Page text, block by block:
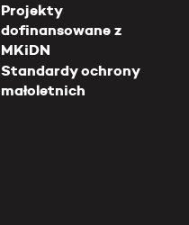
Projekty
dofinansowane z
MKiDN
Standardy ochrony
małoletnich